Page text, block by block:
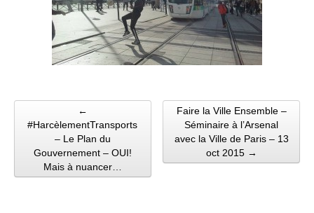
Post navigation
←
#HarcèlementTransports
– Le Plan du
Gouvernement – OUI!
Mais à nuancer…
Faire la Ville Ensemble –
Séminaire à l’Arsenal
avec la Ville de Paris – 13
oct 2015 →